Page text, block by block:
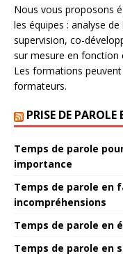
Nous vous proposons
les équipes : analyse
supervision, co-
sur mesure en fonction
Les formations
formateurs.
PRISE DE PAROLE
Temps de parole
importance
Temps de parole en
incompréhensions
Temps de parole en
Temps de parole en